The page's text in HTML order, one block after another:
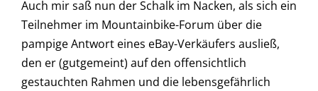
Auch mir saß nun der Schalk im Nacken, als sich ein
Teilnehmer im Mountainbike-Forum über die
pampige Antwort eines eBay-Verkäufers ausließ,
den er (gutgemeint) auf den offensichtlich
gestauchten Rahmen und die lebensgefährlich